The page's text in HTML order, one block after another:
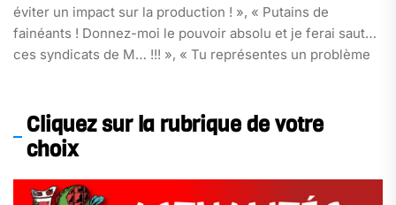
éviter un impact sur la production ! », « Putains de
fainéants ! Donnez-moi le pouvoir absolu et je ferai sauter
ces syndicats de M… !!! », « Tu représentes un problème
Cliquez sur la rubrique de votre
choix